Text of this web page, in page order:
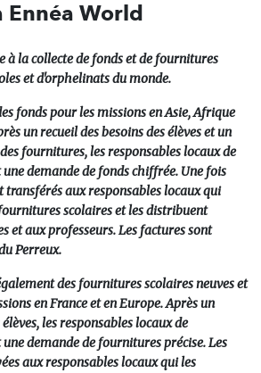
Ennéa World
à la collecte de fonds et de fournitures
et d'orphelinats du monde.
fonds pour les missions en Asie, Afrique
un recueil des besoins des élèves et un
fournitures, les responsables locaux de
une demande de fonds chiffrée. Une fois
transférés aux responsables locaux qui
scolaires et les distribuent
et aux professeurs. Les factures sont
Perreux.
des fournitures scolaires neuves et
en France et en Europe. Après un
les responsables locaux de
une demande de fournitures précise. Les
aux responsables locaux qui les